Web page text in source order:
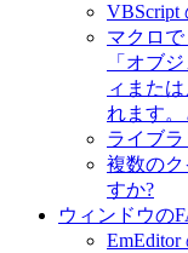
VBScript
マクロで
「オブ
ィまた
れます
ライブ
複数の
すか?
ウィンドウの